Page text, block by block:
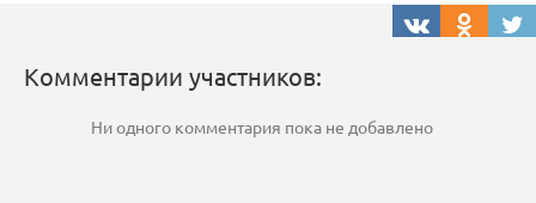
Комментарии участников:
Ни одного комментария пока не добавлено